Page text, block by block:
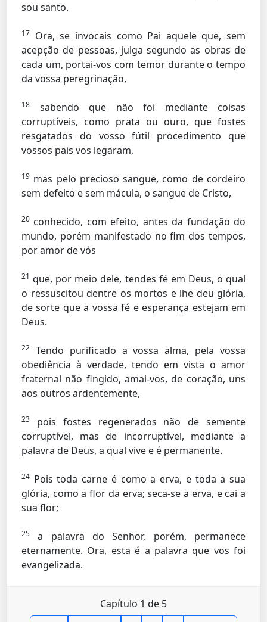
sou santo.
17 Ora, se invocais como Pai aquele que, sem
acepção de pessoas, julga segundo as obras de
cada um, portai-vos com temor durante o tempo
da vossa peregrinação,
18
sabendo que não foi mediante coisas
corruptíveis, como prata ou ouro, que fostes
resgatados do vosso fútil procedimento que
vossos pais vos legaram,
19 mas pelo precioso sangue, como de cordeiro
sem defeito e sem mácula, o sangue de Cristo,
20 conhecido, com efeito, antes da fundação do
mundo, porém manifestado no fim dos tempos,
por amor de vós
21 que, por meio dele, tendes fé em Deus, o qual
o ressuscitou dentre os mortos e lhe deu glória,
de sorte que a vossa fé e esperança estejam em
Deus.
22 Tendo purificado a vossa alma, pela vossa
obediência à verdade, tendo em vista o amor
fraternal não fingido, amai-vos, de coração, uns
aos outros ardentemente,
23
pois fostes regenerados não de semente
corruptível, mas de incorruptível, mediante a
palavra de Deus, a qual vive e é permanente.
24 Pois toda carne é como a erva, e toda a sua
glória, como a flor da erva; seca-se a erva, e cai a
sua flor;
25
a palavra do Senhor, porém, permanece
eternamente. Ora, esta é a palavra que vos foi
evangelizada.
Capítulo 1 de 5